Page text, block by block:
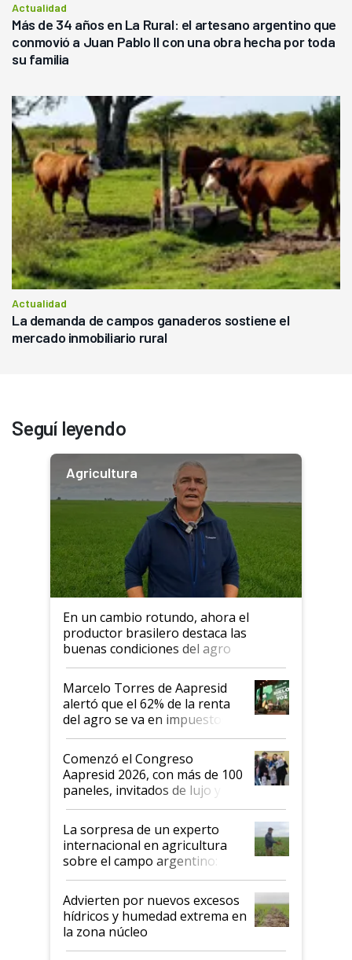
Actualidad
Más de 34 años en La Rural: el artesano argentino que
conmovió a Juan Pablo II con una obra hecha por toda
su familia
Actualidad
La demanda de campos ganaderos sostiene el
mercado inmobiliario rural
Seguí leyendo
Agricultura
En un cambio rotundo, ahora el
productor brasilero destaca las
buenas condiciones del agro
argentino para invertir: "Los veo
más motivados"
Marcelo Torres de Aapresid
alertó que el 62% de la renta
del agro se va en impuestos:
"No es bueno que en
Argentina se sigan discutiendo
las mismas cosas de hace 50
años"
Comenzó el Congreso
Aapresid 2026, con más de 100
paneles, invitados de lujo y
todas las tendencias
La sorpresa de un experto
internacional en agricultura
sobre el campo argentino:
"Estoy muy impresionado"
Advierten por nuevos excesos
hídricos y humedad extrema en
la zona núcleo